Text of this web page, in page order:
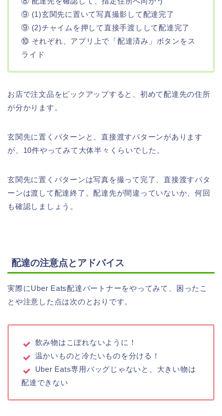
⑨ (1)玄関先に置いて写真撮影して配達完了
⑨ (2)チャイムを押して直接手渡しして配達完了
⑩ それぞれ、アプリ上で「配達済み」ボタンをス
ライド
お店で注文品をピックアップすると、初めて配達先の住所
が分かります。
玄関先に置くパターンと、直接渡すパターンがあります
が、10件やってみて大体半々くらいでした。
玄関先に置くパターンは写真を撮って完了、直接渡すパタ
ーンは渡して配達終了。配達先が間違っていないか、何回
も確認しましょう。
配達の注意点とアドバイス
実際にUber Eats配達パートナーをやってみて、困ったこ
とや注意した点は次のとおりです。
飲み物はこぼれないように！
温かいものと冷たいものを分ける！
Uber Eats専用バッグじゃないと、大きい物は
配達できない